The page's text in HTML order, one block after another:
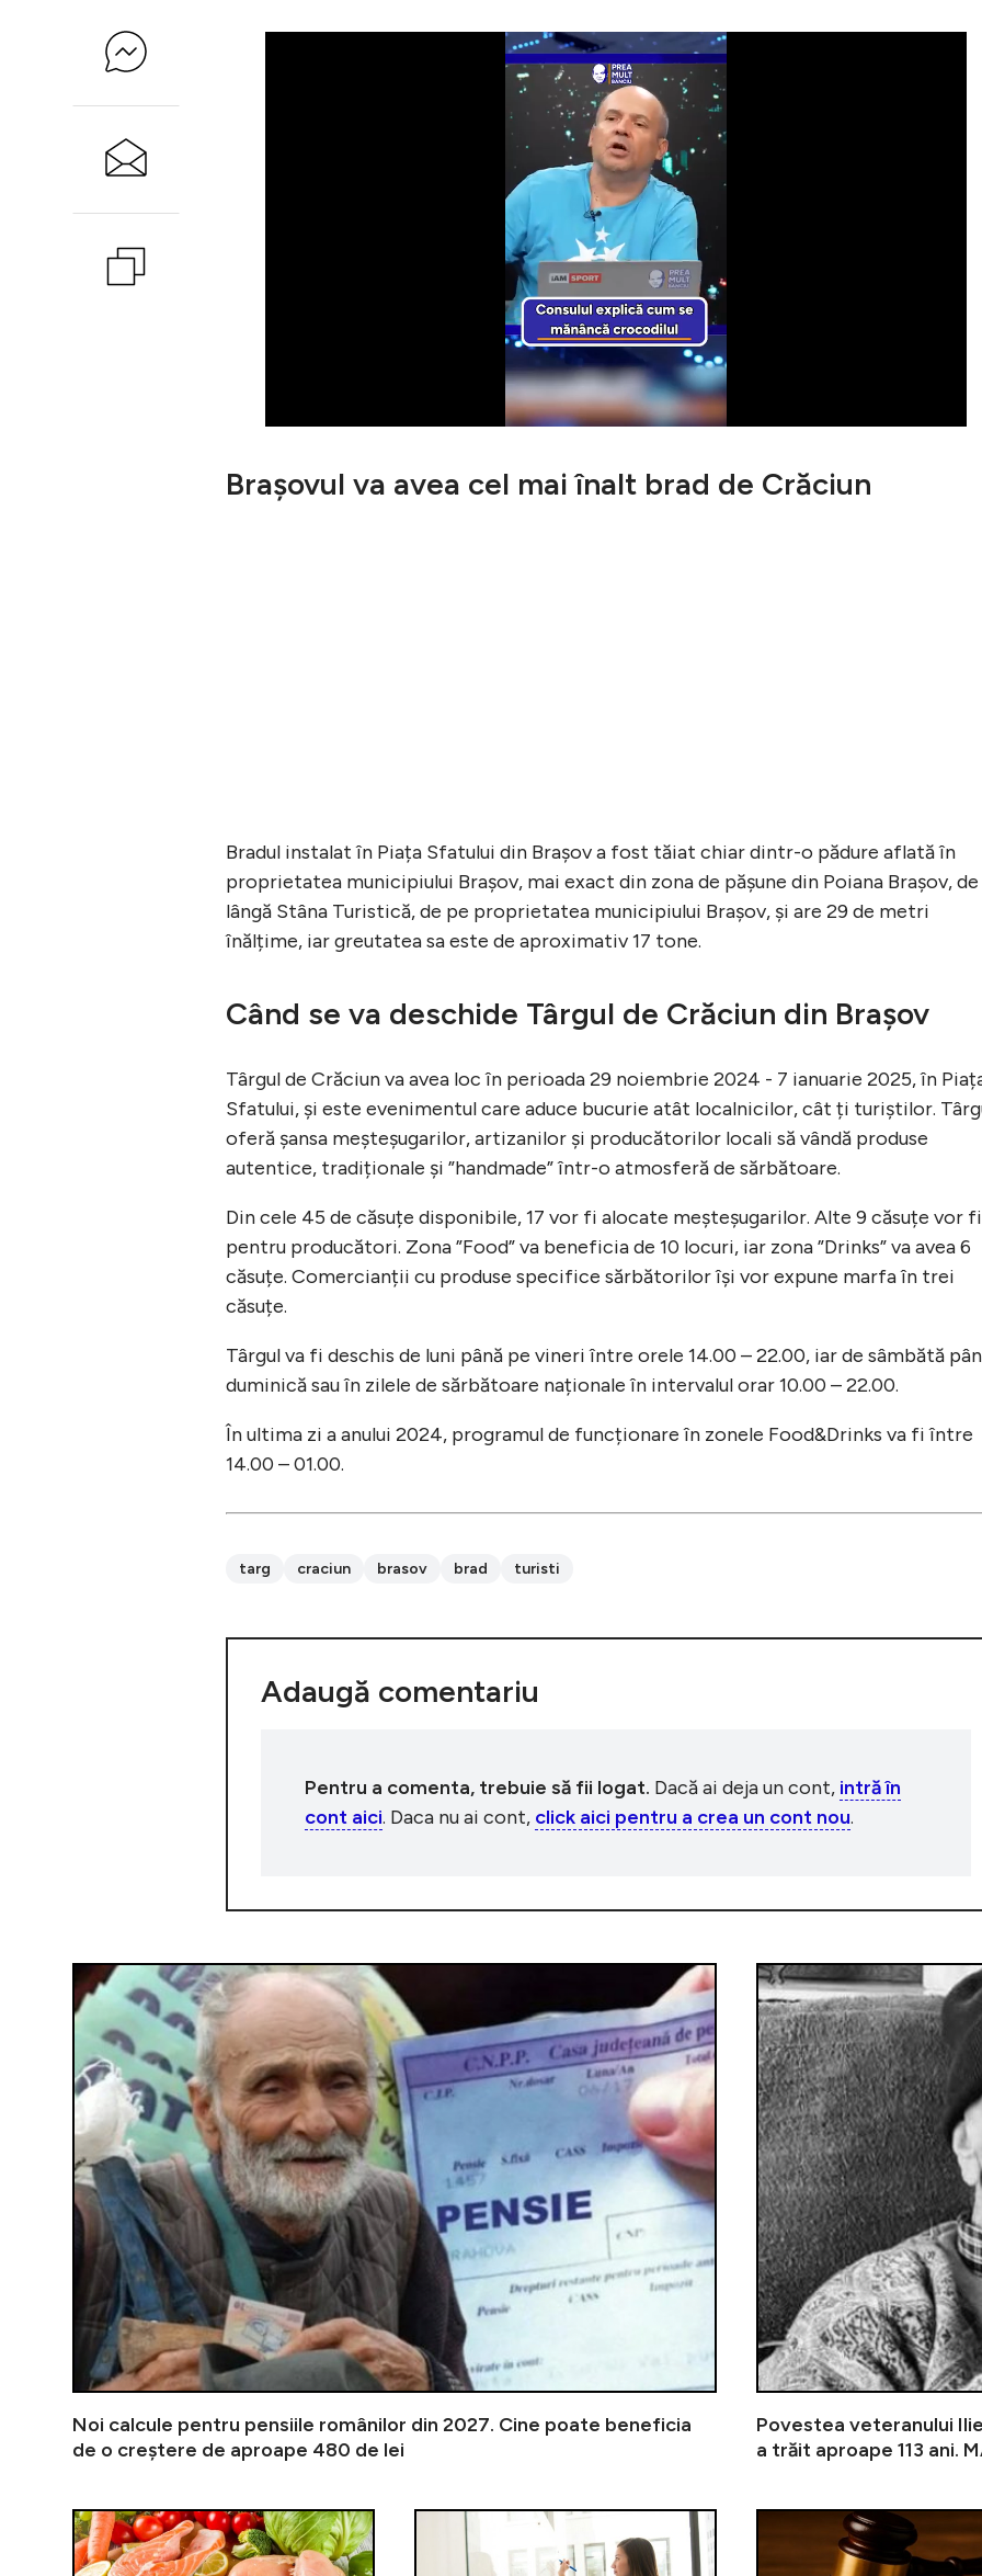
Brașovul va avea cel mai înalt brad de Crăciun
Bradul instalat în Piața Sfatului din Brașov a fost tăiat chiar dintr-o pădure aflată în
proprietatea municipiului Brașov, mai exact din zona de pășune din Poiana Brașov, de
lângă Stâna Turistică, de pe proprietatea municipiului Brașov, și are 29 de metri
înălțime, iar greutatea sa este de aproximativ 17 tone.
Când se va deschide Târgul de Crăciun din Brașov
Târgul de Crăciun va avea loc în perioada 29 noiembrie 2024 - 7 ianuarie 2025, în
Sfatului, și este evenimentul care aduce bucurie atât localnicilor, cât ți turiștilor.
oferă șansa meșteșugarilor, artizanilor și producătorilor locali să vândă produse
autentice, tradiționale și ”handmade” într-o atmosferă de sărbătoare.
Din cele 45 de căsuțe disponibile, 17 vor fi alocate meșteșugarilor. Alte 9 căsuțe vor fi
pentru producători. Zona ”Food” va beneficia de 10 locuri, iar zona ”Drinks” va avea 6
căsuțe. Comercianții cu produse specifice sărbătorilor își vor expune marfa în trei
căsuțe.
Târgul va fi deschis de luni până pe vineri între orele 14.00 – 22.00, iar de sâmbătă
duminică sau în zilele de sărbătoare naționale în intervalul orar 10.00 – 22.00.
În ultima zi a anului 2024, programul de funcționare în zonele Food&Drinks va fi între
14.00 – 01.00.
targ craciun brasov brad turisti
Adaugă comentariu
Pentru a comenta, trebuie să fii logat. Dacă ai deja un cont, intră în
cont aici. Daca nu ai cont, click aici pentru a crea un cont nou.
Noi calcule pentru pensiile românilor din 2027. Cine poate beneficia
de o creștere de aproape 480 de lei
Povestea veteranului
a trăit aproape 113 ani.
Lista alimentelor cu prețuri